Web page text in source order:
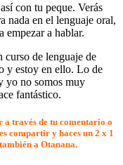
con tu peque. Verás
nada en el lenguaje oral,
empezar a hablar.
curso de lenguaje de
y estoy en ello. Lo de
yo no somos muy
fantástico.
a través de tu comentario o
compartir y haces un 2 x 1
a Otanana.